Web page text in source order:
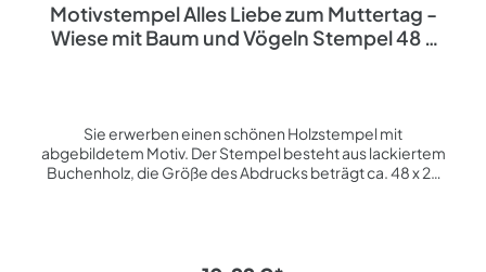
Motivstempel Alles Liebe zum Muttertag -
Wiese mit Baum und Vögeln Stempel 48 x
Sie erwerben einen schönen Holzstempel mit
abgebildetem Motiv. Der Stempel besteht aus lackiertem
Buchenholz, die Größe des Abdrucks beträgt ca. 48 x 28